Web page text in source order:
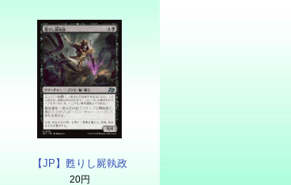
【JP】甦りし屍執政
20円